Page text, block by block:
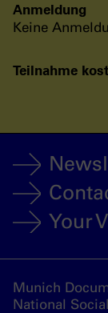
Anmeldung
Keine
Teilnahme
Your
Munich
National